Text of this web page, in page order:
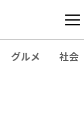
グルメ 社会